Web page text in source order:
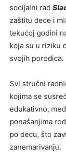
socijalni rad
zaštitu dece i
tekućoj godini
koja su u riziku
svojih porodica.
Svi stručni
kojima se
edukativno,
ponašanjima
po decu, što
zanemarivanju.